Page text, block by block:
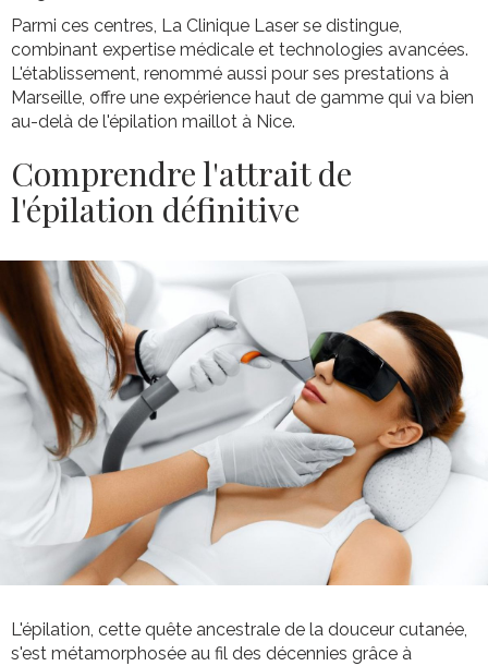
Parmi ces centres, La Clinique Laser se distingue,
combinant expertise médicale et technologies avancées.
L'établissement, renommé aussi pour ses prestations à
Marseille, offre une expérience haut de gamme qui va bien
au-delà de l'épilation maillot à Nice.
Comprendre l'attrait de
l'épilation définitive
L'épilation, cette quête ancestrale de la douceur cutanée,
s'est métamorphosée au fil des décennies grâce à